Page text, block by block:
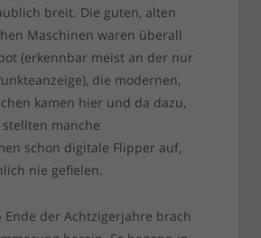
breit. Die guten, alten
Maschinen waren überall
(erkennbar meist an der nur
die modernen,
kamen hier und da dazu,
manche
schon digitale Flipper auf,
nie gefielen.
Ende der Achtzigerjahre brach